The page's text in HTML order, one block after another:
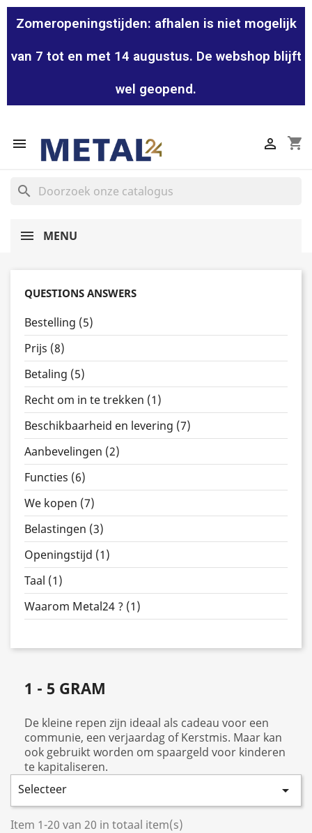
Zomeropeningstijden: afhalen is niet mogelijk
van 7 tot en met 14 augustus. De webshop blijft
wel geopend.
 shopping_cart

search
MENU
QUESTIONS ANSWERS
Bestelling (5)
Prijs (8)
Betaling (5)
Recht om in te trekken (1)
Beschikbaarheid en levering (7)
Aanbevelingen (2)
Functies (6)
We kopen (7)
Belastingen (3)
Openingstijd (1)
Taal (1)
Waarom Metal24 ? (1)
1 - 5 GRAM
De kleine repen zijn ideaal als cadeau voor een
communie, een verjaardag of Kerstmis. Maar kan
ook gebruikt worden om spaargeld voor kinderen
te kapitaliseren.
Selecteer

Item 1-20 van 20 in totaal item(s)